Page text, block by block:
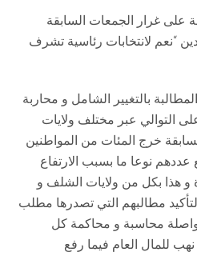
على غرار الجمعات السابقة
“نعم لانتخابات رئاسية تشرف
بالتغيير الشامل و محاربة
التوالي عبر مختلف ولايات
خرج المئات من المواطنين
نوعا ما بسبب الارتفاع
هذا بكل من ولايات الشلف و
لتأكيد مطالبهم التي تصدرها مطلب
محاسبة و محاكمة كل
للمال العام فيما رفع